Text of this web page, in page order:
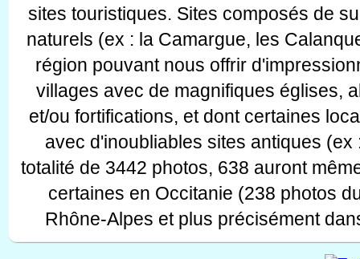
sites touristiques. Sites composés de
naturels (ex : la Camargue, les
région pouvant nous offrir
villages avec de magnifiques églises,
et/ou fortifications, et dont certaines
avec d'inoubliables sites antiques
totalité de 3442 photos, 638 auront
certaines en Occitanie (238 photos
Rhône-Alpes et plus précisément